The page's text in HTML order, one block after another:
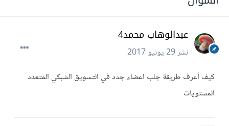
عبدالوهاب محمد4
نشر29 يونيو 2017
كيف أعرف طريقة جلب اعضاء جدد في التسويق الشبكي المتعدد
المستويات